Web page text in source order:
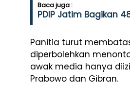
Baca juga :
PDIP Jatim Bagikan
Panitia turut
diperbolehkan
awak media hanya
Prabowo dan Gibran.